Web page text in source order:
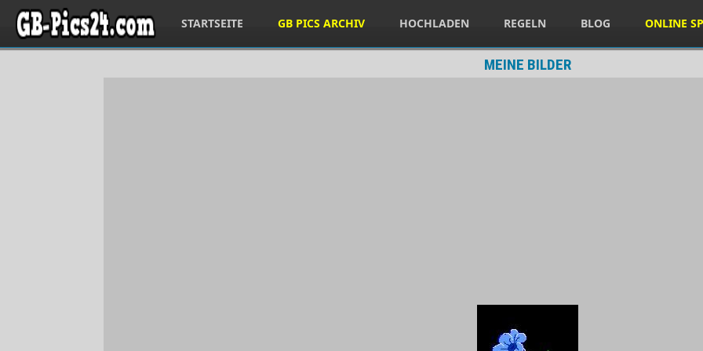
STARTSEITE GB PICS ARCHIV HOCHLADEN REGELN BLOG ONLINE
MEINE BILDER